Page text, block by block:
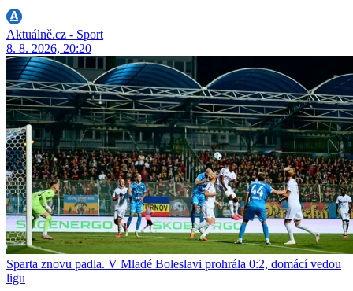
Aktuálně.cz - Sport
8. 8. 2026, 20:20
Sparta znovu padla. V Mladé Boleslavi prohrála 0:2, domácí vedou
ligu